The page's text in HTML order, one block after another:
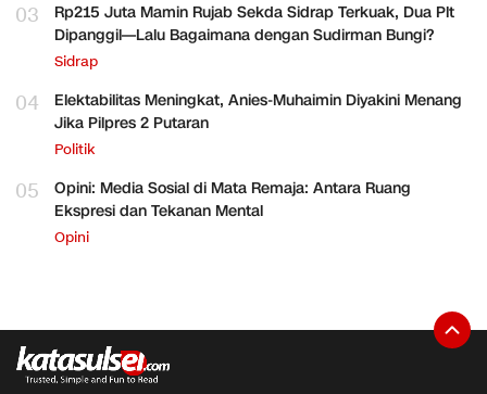
03
Rp215 Juta Mamin Rujab Sekda Sidrap Terkuak, Dua Plt
Dipanggil—Lalu Bagaimana dengan Sudirman Bungi?
Sidrap
04
Elektabilitas Meningkat, Anies-Muhaimin Diyakini Menang
Jika Pilpres 2 Putaran
Politik
05
Opini: Media Sosial di Mata Remaja: Antara Ruang
Ekspresi dan Tekanan Mental
Opini